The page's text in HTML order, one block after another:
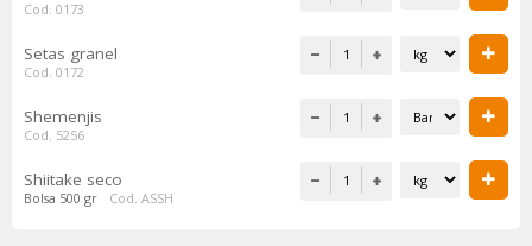
Cod. 0173
Setas granel
Cod. 0172
Shemenjis
Cod. 5256
Shiitake seco
Bolsa 500 gr Cod. ASSH